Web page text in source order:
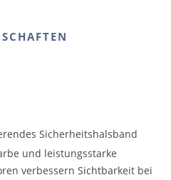
Sicherheitshalsband
und leistungsstarke
verbessern Sichtbarkeit bei